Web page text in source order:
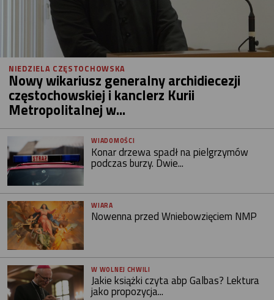
NIEDZIELA CZĘSTOCHOWSKA
Nowy wikariusz generalny archidiecezji
częstochowskiej i kanclerz Kurii
Metropolitalnej w...
WIADOMOŚCI
Konar drzewa spadł na pielgrzymów
podczas burzy. Dwie...
WIARA
Nowenna przed Wniebowzięciem NMP
W WOLNEJ CHWILI
Jakie książki czyta abp Galbas? Lektura
jako propozycja...